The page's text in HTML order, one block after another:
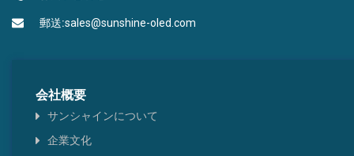
ホウ酸タイプ
ヘテロ環型
チアゾール型
郵送:sales@sunshine-oled.com
会社概要
サンシャインについて
企業文化